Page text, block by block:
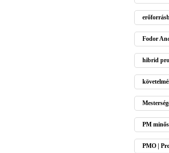
Fodor
hibrid
PM
PMO |